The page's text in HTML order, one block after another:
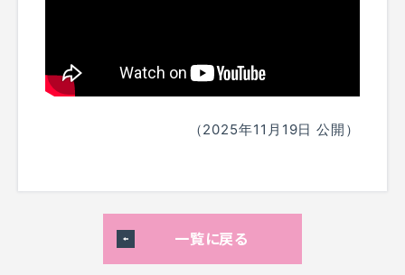
（2025年11月19日 公開）
一覧に戻る